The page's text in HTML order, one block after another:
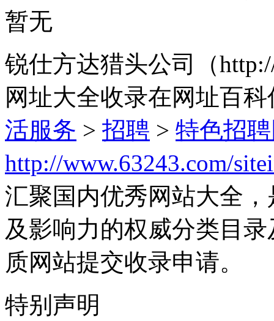
暂无
锐仕方达猎头公司（
网址大全收录在网址百
活服务 > 招聘 > 特色招
http://www.63243.com/
汇聚国内优秀网站大全
及影响力的权威分类目
质网站提交收录申请。
特别声明